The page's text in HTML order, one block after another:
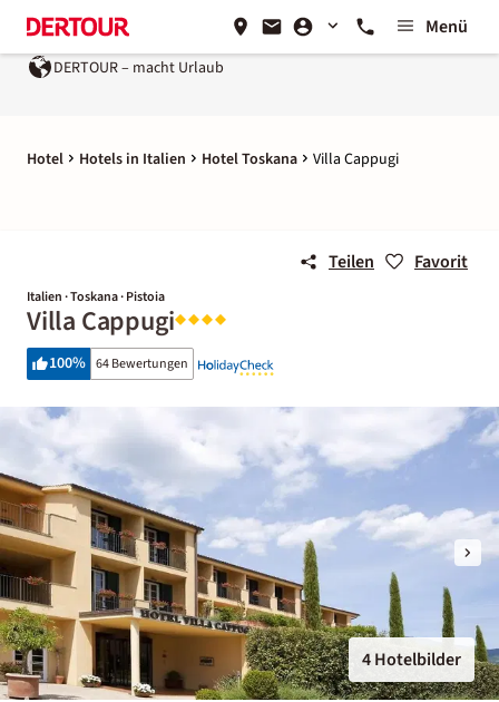
Menü
DERTOUR – macht Urlaub
Hotel Hotels in Italien Hotel Toskana Villa Cappugi
Teilen Favorit
Italien · Toskana · Pistoia
Villa Cappugi
100% 64 Bewertungen
4 Hotelbilder